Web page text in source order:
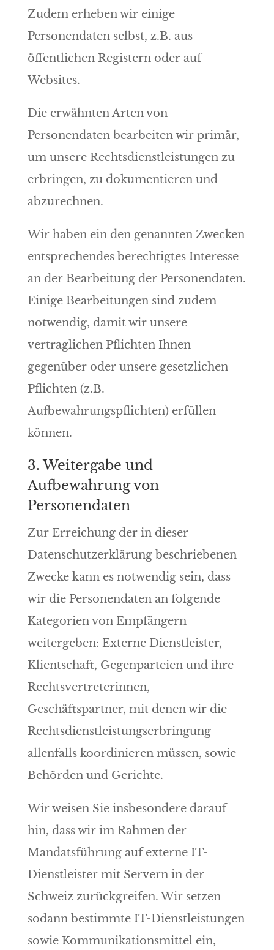
Zudem erheben wir einige
Personendaten selbst, z.B. aus
öffentlichen Registern oder auf
Websites.
Die erwähnten Arten von
Personendaten bearbeiten wir primär,
um unsere Rechtsdienstleistungen zu
erbringen, zu dokumentieren und
abzurechnen.
Wir haben ein den genannten Zwecken
entsprechendes berechtigtes Interesse
an der Bearbeitung der Personendaten.
Einige Bearbeitungen sind zudem
notwendig, damit wir unsere
vertraglichen Pflichten Ihnen
gegenüber oder unsere gesetzlichen
Pflichten (z.B.
Aufbewahrungspflichten) erfüllen
können.
3. Weitergabe und
Aufbewahrung von
Personendaten
Zur Erreichung der in dieser
Datenschutzerklärung beschriebenen
Zwecke kann es notwendig sein, dass
wir die Personendaten an folgende
Kategorien von Empfängern
weitergeben: Externe Dienstleister,
Klientschaft, Gegenparteien und ihre
Rechtsvertreterinnen,
Geschäftspartner, mit denen wir die
Rechtsdienstleistungserbringung
allenfalls koordinieren müssen, sowie
Behörden und Gerichte.
Wir weisen Sie insbesondere darauf
hin, dass wir im Rahmen der
Mandatsführung auf externe IT-
Dienstleister mit Servern in der
Schweiz zurückgreifen. Wir setzen
sodann bestimmte IT-Dienstleistungen
sowie Kommunikationsmittel ein,